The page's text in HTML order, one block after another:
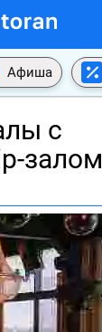
Афиша
с
залом